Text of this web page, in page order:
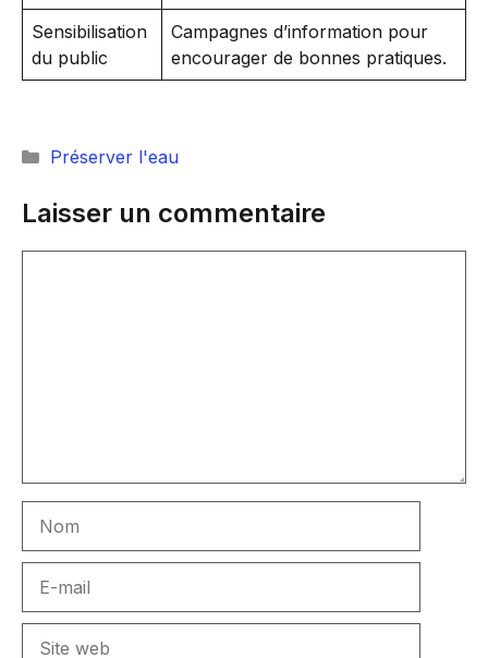
Sensibilisation
du public
Campagnes d’information pour
encourager de bonnes pratiques.
Catégories
Préserver l'eau
Laisser un commentaire
mail